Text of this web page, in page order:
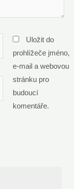
Uložit do
prohlížeče jméno,
e-mail a webovou
stránku pro
budoucí
komentáře.